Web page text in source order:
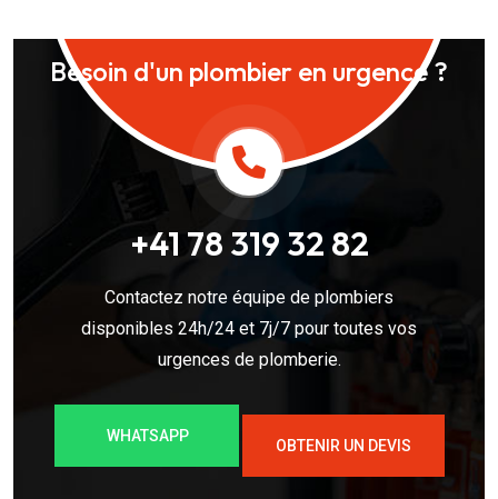
Besoin d'un plombier en urgence ?
+41 78 319 32 82
Contactez notre équipe de plombiers
disponibles 24h/24 et 7j/7 pour toutes vos
urgences de plomberie.
WHATSAPP
OBTENIR UN DEVIS